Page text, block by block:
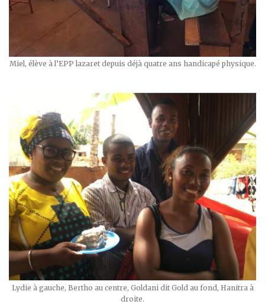
Miel, élève à l’EPP lazaret depuis déjà quatre ans handicapé physique.
Lydie à gauche, Bertho au centre, Goldani dit Gold au fond, Hanitra à
droite.